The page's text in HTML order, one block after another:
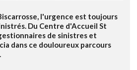
l'urgence est toujours
Du Centre d'Accueil St
de sinistres et
dans ce douloureux parcours